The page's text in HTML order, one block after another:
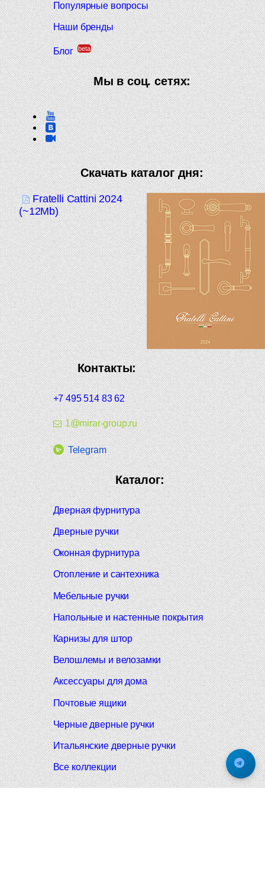
Популярные вопросы
Наши бренды
Блог beta
Мы в соц. сетях:
Скачать каталог дня:
Fratelli Cattini 2024
(~12Mb)
Контакты:
+7 495 514 83 62
1@mirar-group.ru
Telegram
Каталог:
Дверная фурнитура
Дверные ручки
Оконная фурнитура
Отопление и сантехника
Мебельные ручки
Напольные и настенные покрытия
Карнизы для штор
Велошлемы и велозамки
Аксессуары для дома
Почтовые ящики
Черные дверные ручки
Итальянские дверные ручки
Все коллекции